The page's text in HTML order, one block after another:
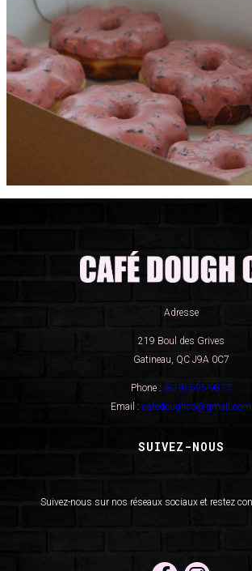
Adresse
219 Boul des Grives
Gatineau, QC J9A 0C7
Phone : (819) 595-9877
Email : cafedoughco@gmail.com
SUIVEZ-NOUS
Suivez-nous sur nos réseaux sociaux et restez